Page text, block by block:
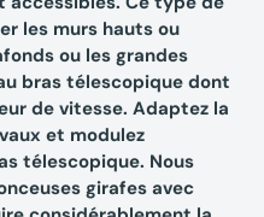
les murs hauts ou
ou les grandes
bras télescopique dont
de vitesse. Adaptez la
et modulez
télescopique. Nous
girafes avec